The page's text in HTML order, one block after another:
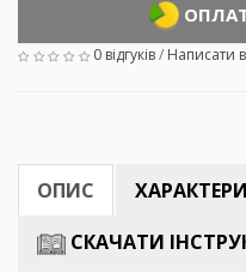
0 відгуків/ Написати
ОПИС
СКАЧАТИ